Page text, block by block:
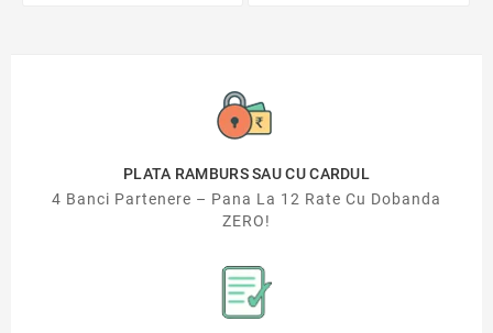
PLATA RAMBURS SAU CU CARDUL
4 Banci Partenere – Pana La 12 Rate Cu Dobanda
ZERO!